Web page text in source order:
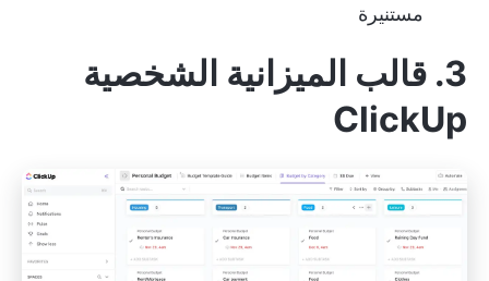
مستنيرة
3. قالب الميزانية الشخصية
ClickUp